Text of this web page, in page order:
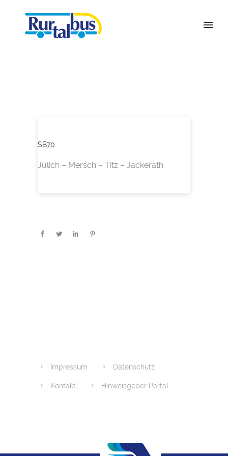
SB70
Jülich – Mersch – Titz – Jackerath
Impressum Datenschutz
Kontakt Hinweisgeber Portal